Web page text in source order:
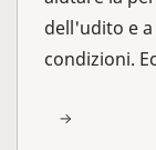
dell'udito e
condizioni.